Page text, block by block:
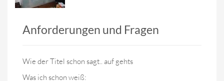
Anforderungen und Fragen
Wie der Titel schon sagt.. auf gehts
Was ich schon weiß: